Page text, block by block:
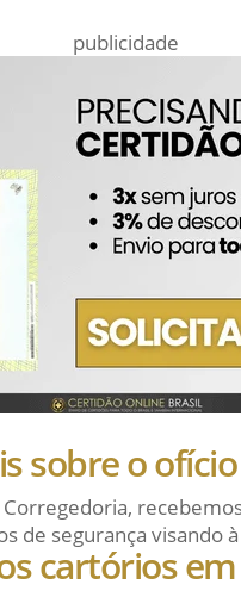
publicidade
sobre o ofício
de segurança visando
cartórios